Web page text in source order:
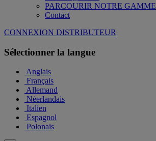
PARCOURIR NOTRE GAMME
Contact
CONNEXION DISTRIBUTEUR
Sélectionner la langue
Anglais
Français
Allemand
Néerlandais
Italien
Espagnol
Polonais